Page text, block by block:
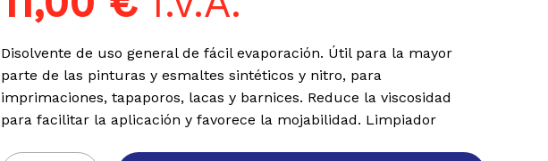
Disolvente de uso general de fácil evaporación. Útil para la mayor
parte de las pinturas y esmaltes sintéticos y nitro, para
imprimaciones, tapaporos, lacas y barnices. Reduce la viscosidad
para facilitar la aplicación y favorece la mojabilidad. Limpiador